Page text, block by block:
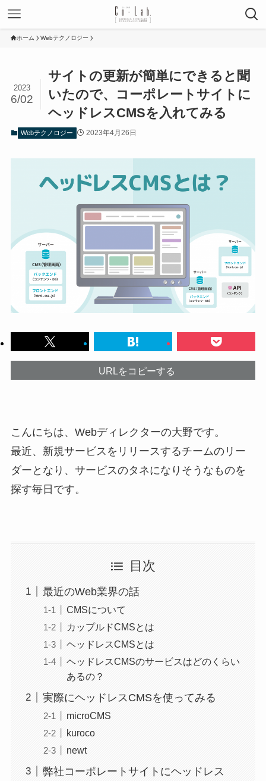
ホーム Webテクノロジー
サイトの更新が簡単にできると聞
いたので、コーポレートサイトに
ヘッドレスCMSを入れてみる
2023
6/02
Webテクノロジー 2023年4月26日
URLをコピーする
こんにちは、Webディレクターの大野です。
最近、新規サービスをリリースするチームのリー
ダーとなり、サービスのタネになりそうなものを
探す毎日です。
目次
最近のWeb業界の話
CMSについて
カップルドCMSとは
ヘッドレスCMSとは
ヘッドレスCMSのサービスはどのくらい
あるの？
実際にヘッドレスCMSを使ってみる
microCMS
kuroco
newt
弊社コーポレートサイトにヘッドレス